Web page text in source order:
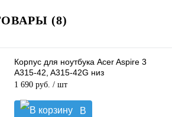
(8)
Корпус для ноутбука Acer Aspire 3
A315-42, A315-42G низ
1 690 руб. / шт
В